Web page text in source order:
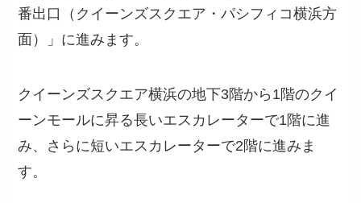
番出口（クイーンズスクエア・パシフィコ横浜方
面）」に進みます。
クイーンズスクエア横浜の地下3階から1階のクイ
ーンモールに昇る長いエスカレーターで1階に進
み、さらに短いエスカレーターで2階に進みま
す。